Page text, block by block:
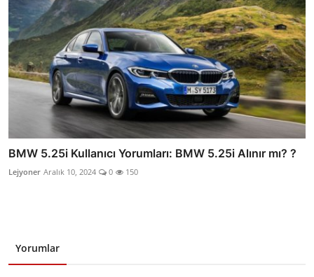
BMW 5.25i Kullanıcı Yorumları: BMW 5.25i Alınır mı? ?
Lejyoner Aralık 10, 2024 0 150
Yorumlar